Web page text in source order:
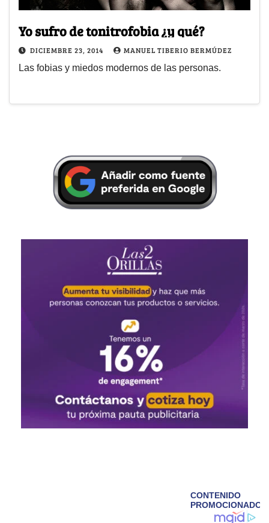
Yo sufro de tonitrofobia ¿y qué?
DICIEMBRE 23, 2014 MANUEL TIBERIO BERMÚDEZ
Las fobias y miedos modernos de las personas.